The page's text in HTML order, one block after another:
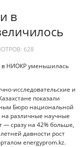
в
628
в НИОКР уменьшилась
исследовательские и
показали
Бюро национальной
различные научные
— сразу на 42% больше,
давности рост
energyprom.kz.